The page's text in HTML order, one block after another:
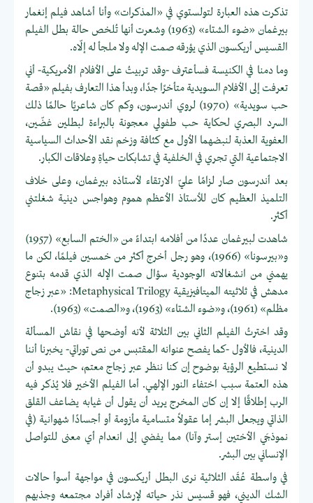
تذكرت هذه العبارة لتولستوي في ⁠«المذكرات» وأنا أشاهد فيلم إنغمار
بيرغمان «ضوء الشتاء» (1963) وشعرت أنها تُلخص حالة بطل الفيلم
القسيس أريكسون الذي يؤرقه صمت الإله ولا ملجأ له إلّاه.
وما دمنا في الكنيسة فسأعترف -وقد تربيتُ على الأفلام الأمريكية- أني
تعرفت إلى الأفلام السويدية متأخرًا جدًا، وبدأ هذا التعارف بفيلم «قصة
حب سويدية» (1970) لروي أندرسون، وكم كان شاعريًا حالمًا ذلك
السرد البصري لحكاية حب طفولي معجونة بالبراءة لبطلين غضّين،
العفوية العذبة لنبضهما الأول مع كثافة وزخم نقد الأحداث السياسية
الاجتماعية التي تجري في الخلفية في تشابكات حياةِ وعلاقات الكبار.
بعد أندرسون صار لزامًا عليّ الارتقاء لأستاذه بيرغمان، وعلى خلاف
التلميذ العظيم كان للأستاذ الأعظم هموم وهواجس دينية شغلتني
أكثر.
شاهدت لبيرغمان عددًا من أفلامه ابتداءً من «الختم السابع» (1957)
و«بيرسونا» (1966)، وهو رجل أخرج أكثر من خمسين فيلمًا، لكن ما
يهمني من انشغالاته الوجودية سؤال صمت الإله الذي قدمه بتنوع
مدهش في ثلاثيته الميتافيزيقية Metaphysical Trilogy: «عبر زجاج
مظلم» (1961)، و«ضوء الشتاء» (1963)، و«الصمت» (1963).
وقد اخترتُ الفيلم الثاني بين الثلاثة لأنه أوضحها في نقاش المسألة
الدينية، فالأول -كما يفصح عنوانه المقتبس من نص توراتي- يخبرنا أننا
لا نستطيع الرؤية بوضوح إن كنا ننظر عبر زجاج معتم، حيث يبدو أن
هذه العتمة سبب اختفاء النور الإلهي. أما الفيلم الأخير فلا يُذكر فيه
الرب إطلاقًا إلا إن كان المخرج يريد أن يقول أن غيابه يضاعف القلق
الذاتي ويجعل البشر إما عقولاً متسامية مأزومة أو أجسادًا شهوانية (في
نموذجَي الأختين إستر وآنا) مما يفضي إلى انعدام أي معنى للتواصل
الإنساني بين البشر.
في واسطة عُقَد الثلاثية نرى البطل أريكسون في مواجهة أسوأ حالات
الشك الديني، فهو قسيس نذر حياته لإرشاد أفراد مجتمعه وجذبهم